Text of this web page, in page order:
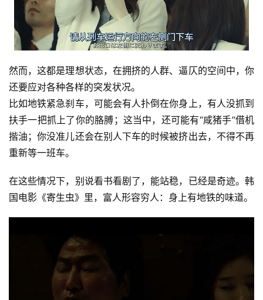
然而，这都是理想状态，在拥挤的人群、逼仄的空间中，你
还要应对各种各样的突发状况。
比如地铁紧急刹车，可能会有人扑倒在你身上，有人没抓到
扶手一把抓上了你的胳膊；这当中，还可能有“咸猪手”借机
揩油；你没准儿还会在别人下车的时候被挤出去，不得不再
重新等一班车。
在这些情况下，别说看书看剧了，能站稳，已经是奇迹。韩
国电影《寄生虫》里，富人形容穷人：身上有地铁的味道。